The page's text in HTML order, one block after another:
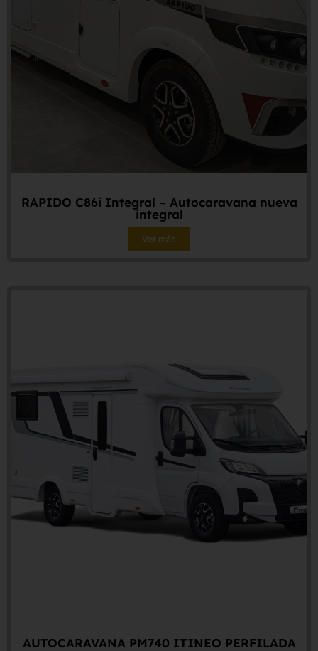
RAPIDO C86i Integral – Autocaravana nueva
integral
Ver más
AUTOCARAVANA PM740 ITINEO PERFILADA